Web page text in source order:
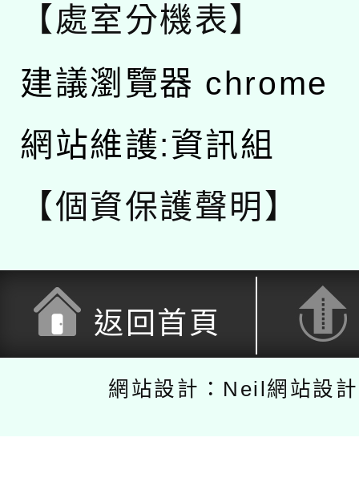
【處室分機表】
建議瀏覽器 chrome
網站維護:資訊組
【個資保護聲明】
返回首頁
網站設計：Neil網站設